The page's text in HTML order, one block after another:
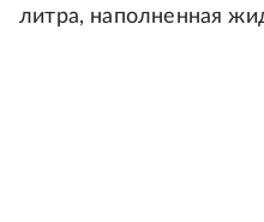
литра, наполненная